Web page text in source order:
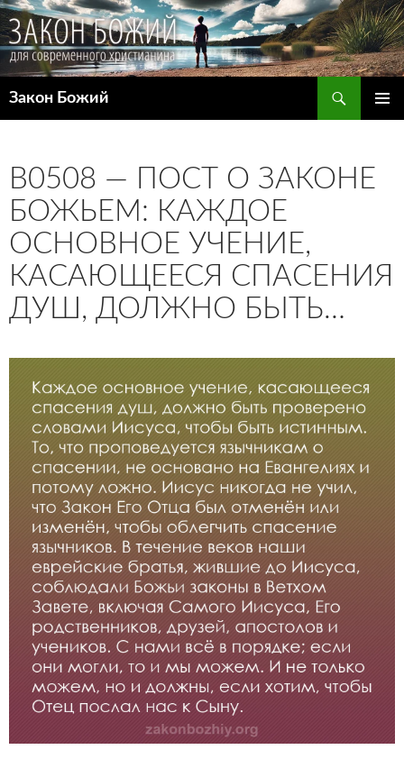
Закон Божий
B0508 — ПОСТ О ЗАКОНЕ
БОЖЬЕМ: КАЖДОЕ
ОСНОВНОЕ УЧЕНИЕ,
КАСАЮЩЕЕСЯ СПАСЕНИЯ
ДУШ, ДОЛЖНО БЫТЬ…